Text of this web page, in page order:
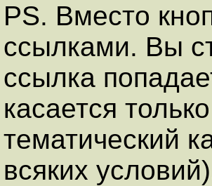
PS. Вместо
ссылками. Вы
ссылка
касается
тематический
всяких